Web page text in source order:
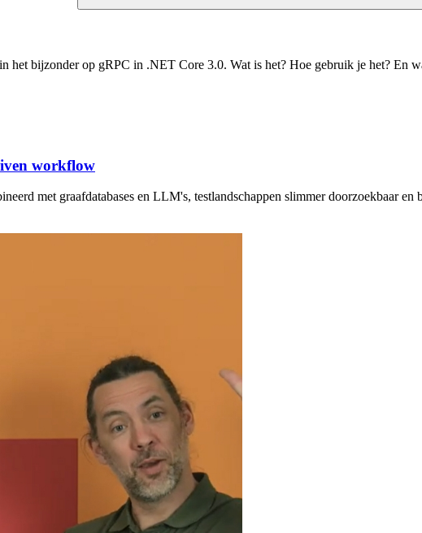
het bijzonder op gRPC in .NET Core 3.0. Wat is het? Hoe gebruik je het? En
workflow
met graafdatabases en LLM's, testlandschappen slimmer doorzoekbaar en